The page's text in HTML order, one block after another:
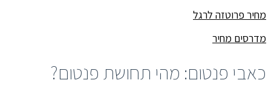
מחיר פרוטזה לרגל
מדרסים מחיר
כאבי פנטום: מהי תחושת פנטום?